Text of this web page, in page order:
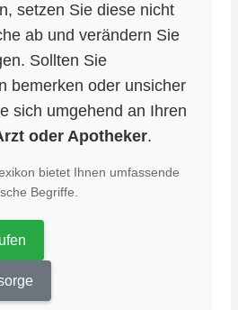
setzen Sie diese nicht
ab und verändern Sie
Sollten Sie
bemerken oder unsicher
sich umgehend an Ihren
oder Apotheker.
bietet Ihnen umfassende
Begriffe.